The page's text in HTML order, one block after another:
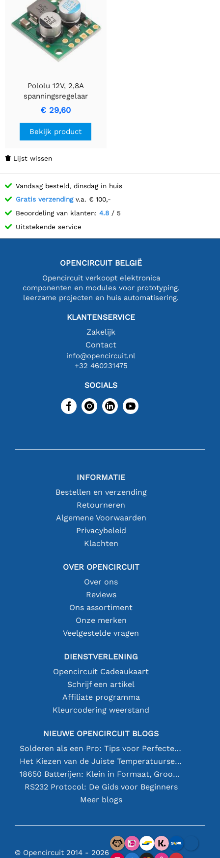
Pololu 12V, 2,8A
spanningsregelaar
D30V30F12
€ 29,60
Bekijk product
 Lijst wissen
Vandaag besteld, dinsdag in huis
Gratis verzendingv.a. € 100,-
Beoordeling van klanten: 4.8 / 5
Uitstekende service
OPENCIRCUIT BELGIË
Opencircuit verkoopt elektronica
componenten en modules voor prototyping,
leerzame projecten en huis automatisering.
KLANTENSERVICE
Zakelijk
Contact
info@opencircuit.nl
+32 460231475
SOCIALS
INFORMATIE
Bestellen en verzending
Retourneren
Algemene Voorwaarden
Privacybeleid
Klachten
OVER OPENCIRCUIT
Over ons
Reviews
Ons assortiment
Onze merken
Veelgestelde vragen
DIENSTVERLENING
Opencircuit Cadeaukaart
Schrijf een artikel
Affiliate programma
Kleurcodering weerstand
NIEUWE OPENCIRCUIT BLOGS
Solderen als een Pro: Tips voor Perfecte Elektronische Verbindingen
Het Kiezen van de Juiste Temperatuursensor [youtube]
18650 Batterijen: Klein in Formaat, Groot in Prestatie
RS232 Protocol: De Gids voor Beginners
Meer blogs
© Opencircuit 2014 - 2026